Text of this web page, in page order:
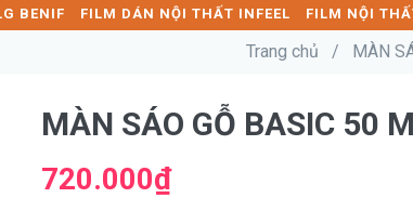
BENIF FILM DÁN NỘI THẤT INFEEL FILM NỘI
Trang chủ / MÀN
MÀN SÁO GỖ BASIC 50
720.000₫